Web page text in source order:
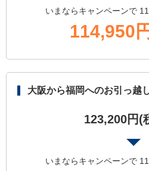
いまならキャンペーンで
114,950
大阪から福岡へのお引っ越
123,200円(
いまならキャンペーンで